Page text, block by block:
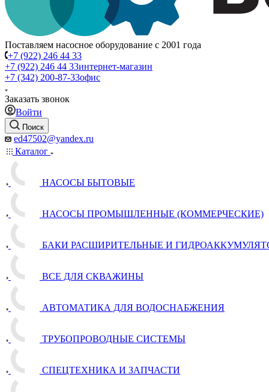
Поставляем насосное оборудование с 2001 года
+7 (922) 246 44 33
+7 (922) 246 44 33интернет-магазин
+7 (342) 200-87-33офис
Заказать звонок
Войти
Поиск
ed47502@yandex.ru
Каталог
НАСОСЫ БЫТОВЫЕ
НАСОСЫ ПРОМЫШЛЕННЫЕ (КОММЕРЧЕСКИЕ)
БАКИ РАСШИРИТЕЛЬНЫЕ И
ВСЕ ДЛЯ СКВАЖИНЫ
АВТОМАТИКА ДЛЯ ВОДОСНАБЖЕНИЯ
ТРУБОПРОВОДНЫЕ СИСТЕМЫ
СПЕЦТЕХНИКА И ЗАПЧАСТИ